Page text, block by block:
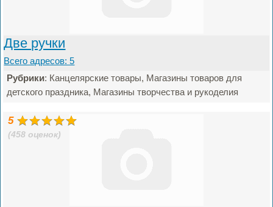
Две ручки
Всего адресов: 5
Рубрики: Канцелярские товары, Магазины товаров для
детского праздника, Магазины творчества и рукоделия
5
(458 оценок)